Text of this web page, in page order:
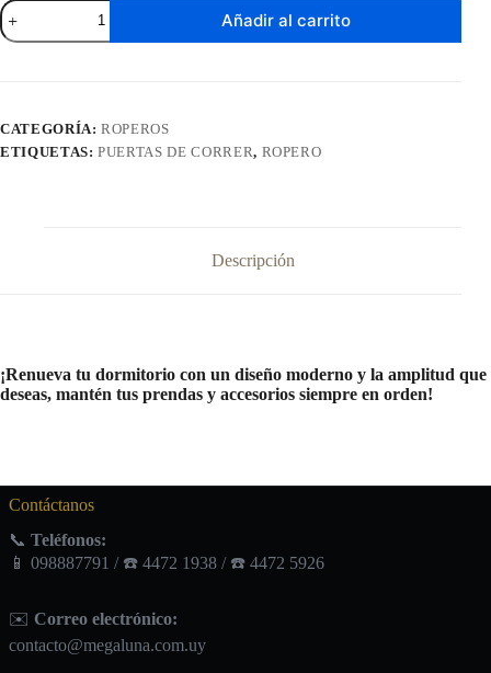
Ropero
Lyon
Nogueira
Añadir al carrito
CATEGORÍA:ROPEROS
ETIQUETAS:PUERTAS DE CORRER, ROPERO
Descripción
¡Renueva tu dormitorio con un diseño moderno y la amplitud que
deseas, mantén tus prendas y accesorios siempre en orden!
Contáctanos
📞 Teléfonos:
📱 098887791 / ☎️ 4472 1938 / ☎️ 4472 5926
✉️ Correo electrónico:
contacto@megaluna.com.uy